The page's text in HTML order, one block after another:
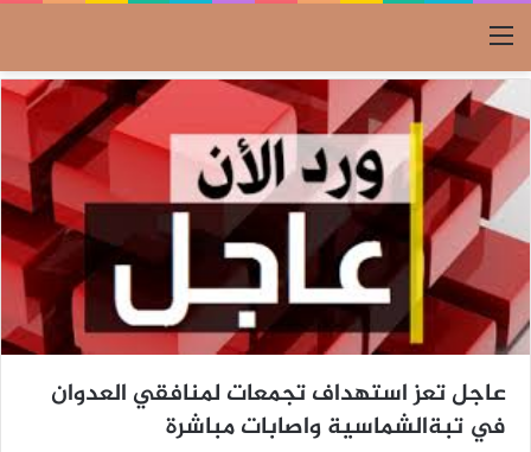
القائمة
عاجل تعز استهداف تجمعات لمنافقي العدوان
في تبةالشماسية واصابات مباشرة